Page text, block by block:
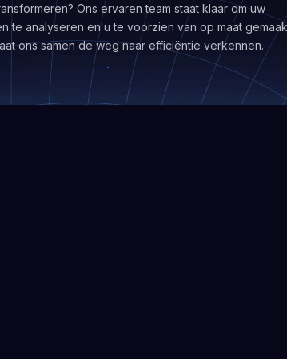
Ons ervaren team staat klaar om uw
te analyseren en u te voorzien van op maat
ons samen de weg naar efficiëntie verkennen.